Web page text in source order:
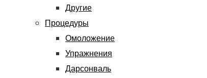
Другие
Процедуры
Омоложение
Упражнения
Дарсонваль